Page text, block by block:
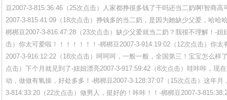
豆2007-3-815:36:46（25次点击）人家都挣很多钱了干吗还当二奶啊!智商
2007-3-815:41:09（18次点击）挣钱多的当二奶，是因为她缺少父爱，哈哈
梆梆豆2007-3-816:47:28（23次点击）缺少父爱就当二奶？我很不理解！-妞
击）你太可爱啦！！！！！！！-梆梆豆2007-3-914:19:02（12次点击）你
2007-3-916:12:22（18次点击）呵呵呵，一般一般，全国第三！宝宝怎么样
点击）下个月就见到了-妞妞漂亮2007-3-917:59:42（8次点击）哇咔咔，现
动，做做有氧操，好处多多！-梆梆豆2007-3-128:37:07（15次点击）这年
3-814:33:20（22次点击）做男人，挺好的！咔咔！！-梆梆豆2007-3-